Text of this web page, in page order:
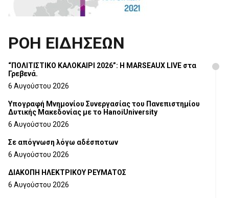
ΡΟΗ ΕΙΔΗΣΕΩΝ
“ΠΟΛΙΤΙΣΤΙΚΟ ΚΑΛΟΚΑΙΡΙ 2026”: Η MARSEAUX LIVE στα
Γρεβενά.
6 Αυγούστου 2026
Υπογραφή Μνημονίου Συνεργασίας του Πανεπιστημίου
Δυτικής Μακεδονίας με το HanoiUniversity
6 Αυγούστου 2026
Σε απόγνωση λόγω αδέσποτων
6 Αυγούστου 2026
ΔΙΑΚΟΠΗ ΗΛΕΚΤΡΙΚΟΥ ΡΕΥΜΑΤΟΣ
6 Αυγούστου 2026